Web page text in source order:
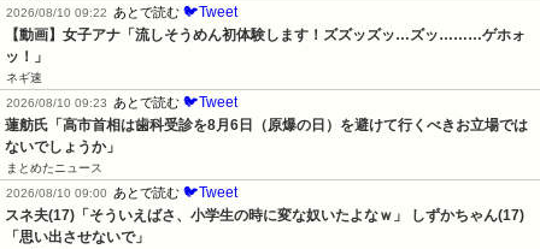
2026/08/10 09:22
あとで読む 🐦Tweet
【動画】女子アナ「流しそうめん初体験します！ズズッズッ…ズッ………ゲホォ
ッ！」
ネギ速
2026/08/10 09:23
あとで読む 🐦Tweet
蓮舫氏「高市首相は歯科受診を8月6日（原爆の日）を避けて行くべきお立場では
ないでしょうか」
まとめたニュース
2026/08/10 09:00
あとで読む 🐦Tweet
スネ夫(17)「そういえばさ、小学生の時に変な奴いたよなｗ」 しずかちゃん(17)
「思い出させないで」